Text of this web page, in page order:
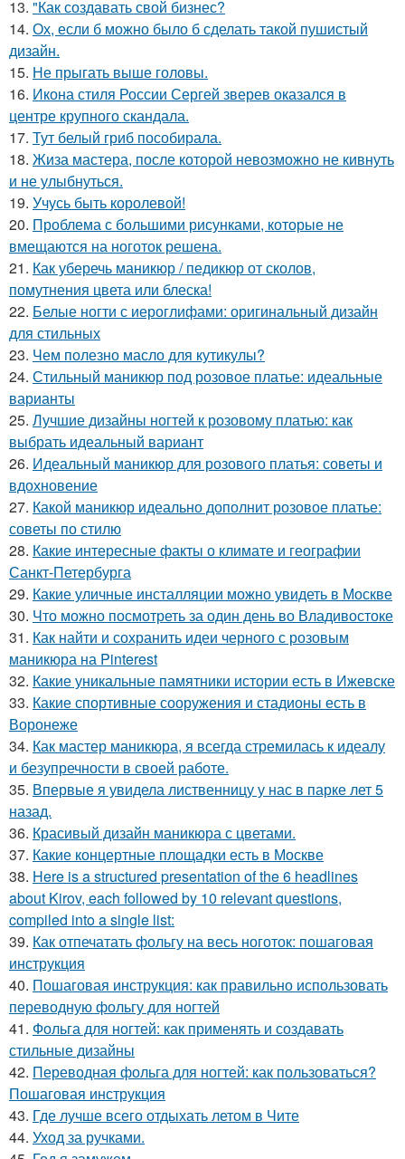
13. "Как создавать свой бизнес?
14. Ох, если б можно было б сделать такой пушистый
дизайн.
15. Не прыгать выше головы.
16. Икона стиля России Сергей зверев оказался в
центре крупного скандала.
17. Тут белый гриб пособирала.
18. Жиза мастера, после которой невозможно не кивнуть
и не улыбнуться.
19. Учусь быть королевой!
20. Проблема с большими рисунками, которые не
вмещаются на ноготок решена.
21. Как уберечь маникюр / педикюр от сколов,
помутнения цвета или блеска!
22. Белые ногти с иероглифами: оригинальный дизайн
для стильных
23. Чем полезно масло для кутикулы?
24. Стильный маникюр под розовое платье: идеальные
варианты
25. Лучшие дизайны ногтей к розовому платью: как
выбрать идеальный вариант
26. Идеальный маникюр для розового платья: советы и
вдохновение
27. Какой маникюр идеально дополнит розовое платье:
советы по стилю
28. Какие интересные факты о климате и географии
Санкт-Петербурга
29. Какие уличные инсталляции можно увидеть в Москве
30. Что можно посмотреть за один день во Владивостоке
31. Как найти и сохранить идеи черного с розовым
маникюра на Pinterest
32. Какие уникальные памятники истории есть в Ижевске
33. Какие спортивные сооружения и стадионы есть в
Воронеже
34. Как мастер маникюра, я всегда стремилась к идеалу
и безупречности в своей работе.
35. Впервые я увидела лиственницу у нас в парке лет 5
назад.
36. Красивый дизайн маникюра с цветами.
37. Какие концертные площадки есть в Москве
38. Here is a structured presentation of the 6 headlines
about Kirov, each followed by 10 relevant questions,
compiled into a single list:
39. Как отпечатать фольгу на весь ноготок: пошаговая
инструкция
40. Пошаговая инструкция: как правильно использовать
переводную фольгу для ногтей
41. Фольга для ногтей: как применять и создавать
стильные дизайны
42. Переводная фольга для ногтей: как пользоваться?
Пошаговая инструкция
43. Где лучше всего отдыхать летом в Чите
44. Уход за ручками.